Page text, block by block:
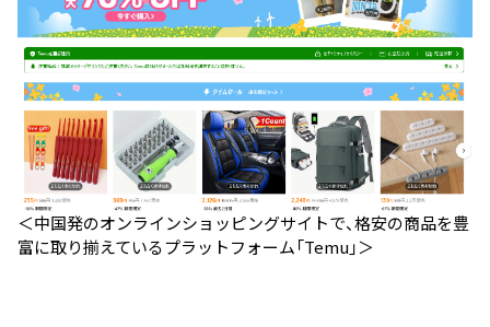
＜中国発のオンラインショッピングサイトで、格安の商品を豊
富に取り揃えているプラットフォーム「Temu」＞